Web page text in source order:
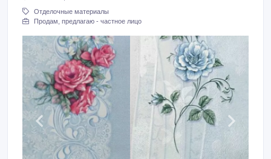
Отделочные материалы
Продам, предлагаю - частное лицо